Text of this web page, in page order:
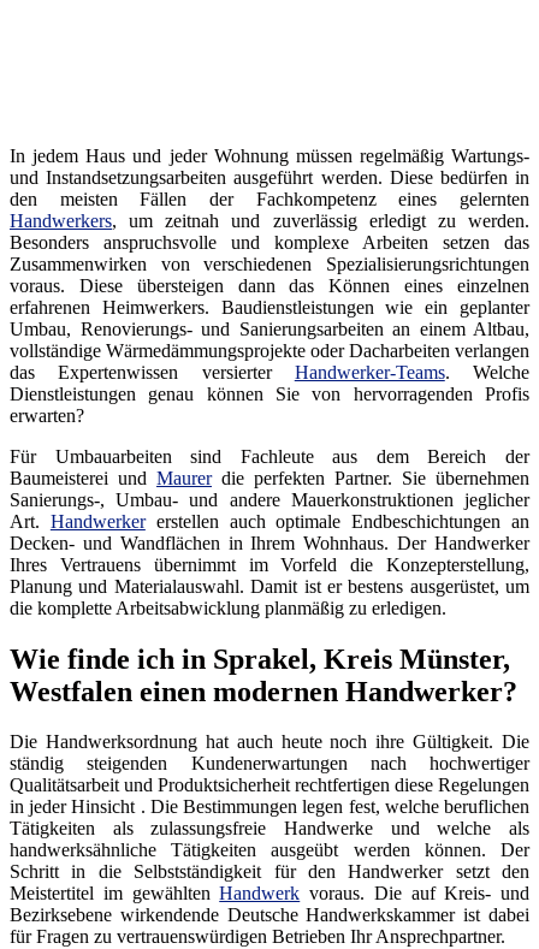
In jedem Haus und jeder Wohnung müssen regelmäßig Wartungs-
und Instandsetzungsarbeiten ausgeführt werden. Diese bedürfen in
den meisten Fällen der Fachkompetenz eines gelernten
Handwerkers, um zeitnah und zuverlässig erledigt zu werden.
Besonders anspruchsvolle und komplexe Arbeiten setzen das
Zusammenwirken von verschiedenen Spezialisierungsrichtungen
voraus. Diese übersteigen dann das Können eines einzelnen
erfahrenen Heimwerkers. Baudienstleistungen wie ein geplanter
Umbau, Renovierungs- und Sanierungsarbeiten an einem Altbau,
vollständige Wärmedämmungsprojekte oder Dacharbeiten verlangen
das Expertenwissen versierter Handwerker-Teams. Welche
Dienstleistungen genau können Sie von hervorragenden Profis
erwarten?
Für Umbauarbeiten sind Fachleute aus dem Bereich der
Baumeisterei und Maurerdie perfekten Partner. Sie übernehmen
Sanierungs-, Umbau- und andere Mauerkonstruktionen jeglicher
Art. Handwerkererstellen auch optimale Endbeschichtungen an
Decken- und Wandflächen in Ihrem Wohnhaus. Der Handwerker
Ihres Vertrauens übernimmt im Vorfeld die Konzepterstellung,
Planung und Materialauswahl. Damit ist er bestens ausgerüstet, um
die komplette Arbeitsabwicklung planmäßig zu erledigen.
Wie finde ich in Sprakel, Kreis Münster,
Westfalen einen modernen Handwerker?
Die Handwerksordnung hat auch heute noch ihre Gültigkeit. Die
ständig steigenden Kundenerwartungen nach hochwertiger
Qualitätsarbeit und Produktsicherheit rechtfertigen diese Regelungen
in jeder Hinsicht . Die Bestimmungen legen fest, welche beruflichen
Tätigkeiten als zulassungsfreie Handwerke und welche als
handwerksähnliche Tätigkeiten ausgeübt werden können. Der
Schritt in die Selbstständigkeit für den Handwerker setzt den
Meistertitel im gewähltenHandwerk voraus. Die auf Kreis- und
Bezirksebene wirkendende Deutsche Handwerkskammer ist dabei
für Fragen zu vertrauenswürdigen Betrieben Ihr Ansprechpartner.